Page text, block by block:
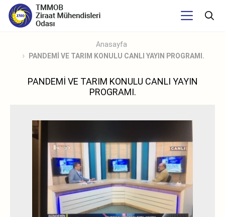
Anasayfa
PANDEMİ VE TARIM KONULU CANLI YAYIN PROGRAMI.
PANDEMİ VE TARIM KONULU CANLI YAYIN
PROGRAMI.